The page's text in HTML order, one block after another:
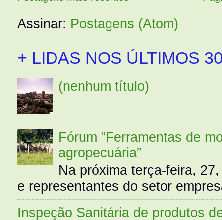
Assinar: Postagens (Atom)
+ LIDAS NOS ÚLTIMOS
(nenhum título)
Fórum “Ferramentas de
agropecuária”
Na próxima terça-feira,
e representantes do setor
Inspeção Sanitária de produtos